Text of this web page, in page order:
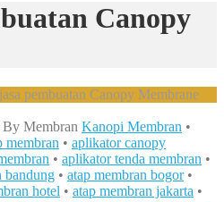
Canopy
jasa pembuatan Canopy Membrane
By Membran Kanopi Membran •
membran • aplikator canopy
• aplikator tenda membran •
bandung • atap membran bogor•
hotel • atap membran jakarta •